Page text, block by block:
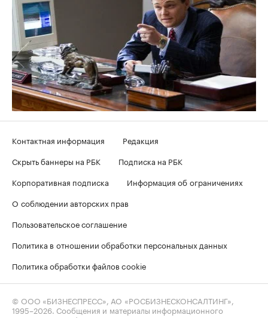
Контактная информация
Редакция
Скрыть баннеры на РБК
Подписка на РБК
Корпоративная подписка
Информация об ограничениях
О соблюдении авторских прав
Пользовательское соглашение
Политика в отношении обработки персональных данных
Политика обработки файлов cookie
© ООО «БИЗНЕСПРЕСС», АО «РОСБИЗНЕСКОНСАЛТИНГ»,
1995–2026. Сообщения и материалы информационного